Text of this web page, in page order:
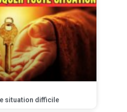
situation difficile